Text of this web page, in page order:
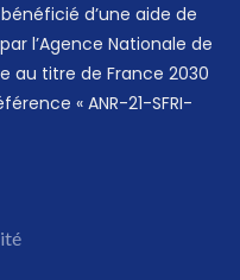
d’une aide de
l’Agence Nationale de
au titre de France 2030
« ANR-21-SFRI-